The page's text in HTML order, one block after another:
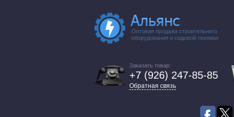
Оптовая продажа строительного
оборудования и садовой техники
Заказать товар:
+7 (926) 247-85-85
Обратная связь